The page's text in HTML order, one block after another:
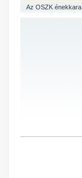
Az OSZK énekkara